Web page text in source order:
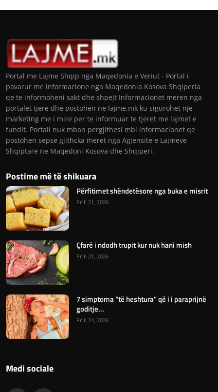
Portal me Lajme Shqip nga Maqedonia e Veriut - Portal i
pavarur me informacione nga Maqedonia Kosova Shqiperia
qe te informoheni sakt dhe shpejt Informacionet meren nga
portalet tjere dhe postohen ne lajme.mk ku sigurohet nje
marketing me i mire per te informuar te tjeret me lajmet e
fundit. Portali nuk mban pergjithesi mbi informacionet qe
postohen sepse gjithcka meret nga Agjensite e Lajmeve
Shqiptare ne Maqedoni Kosova dhe Shqiperi.
Postime më të shikuara
Përfitimet shëndetësore nga buka e misrit
Prill 21, 2026
Çfarë i ndodh trupit kur nuk hani mish
Prill 21, 2026
7 simptoma “të heshtura” që i i paraprijnë
goditje...
Prill 24, 2026
Medi sociale